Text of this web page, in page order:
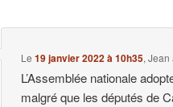
Le19 janvier 2022 à 10h35,Jean
L’Assemblée nationale
malgré que les députés de